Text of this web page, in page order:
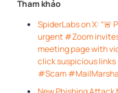
Tham khảo
SpiderLabs on X:
urgent #Zoom
meeting page with
click suspicious
#Scam